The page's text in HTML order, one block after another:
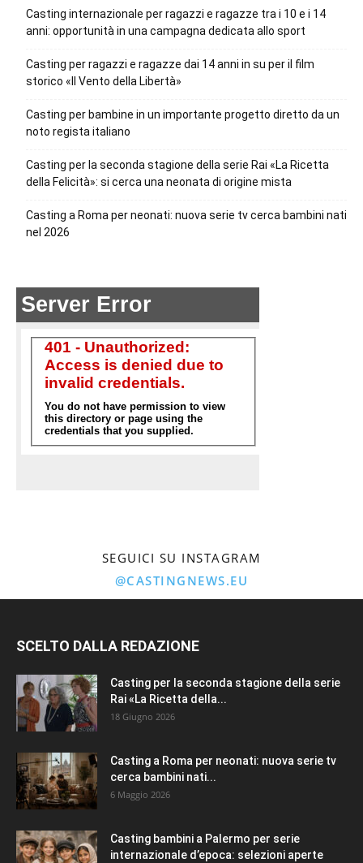
Casting internazionale per ragazzi e ragazze tra i 10 e i 14
anni: opportunità in una campagna dedicata allo sport
Casting per ragazzi e ragazze dai 14 anni in su per il film
storico «Il Vento della Libertà»
Casting per bambine in un importante progetto diretto da un
noto regista italiano
Casting per la seconda stagione della serie Rai «La Ricetta
della Felicità»: si cerca una neonata di origine mista
Casting a Roma per neonati: nuova serie tv cerca bambini nati
nel 2026
SEGUICI SU INSTAGRAM
@CASTINGNEWS.EU
SCELTO DALLA REDAZIONE
Casting per la seconda stagione della serie
Rai «La Ricetta della...
18 Giugno 2026
Casting a Roma per neonati: nuova serie tv
cerca bambini nati...
6 Maggio 2026
Casting bambini a Palermo per serie
internazionale d’epoca: selezioni aperte